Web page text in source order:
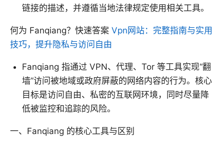
链接的描述，并遵循当地法律规定使用相关工具。
何为 Fanqiang？快速答案 Vpn网站：完整指南与实用
技巧，提升隐私与访问自由
Fanqiang 指通过 VPN、代理、Tor 等工具实现“翻
墙”访问被地域或政府屏蔽的网络内容的行为。核心
目标是访问自由、私密的互联网环境，同时尽量降
低被监控和追踪的风险。
一、Fanqiang 的核心工具与区别